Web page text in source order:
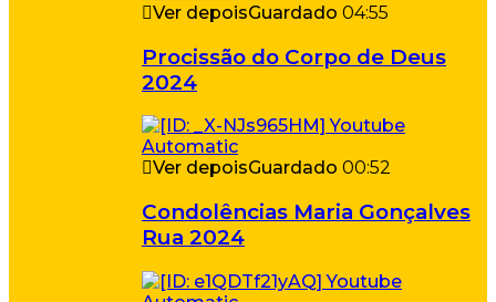
Ver depoisGuardado 04:55
Procissão do Corpo de Deus
2024
Ver depoisGuardado 00:52
Condolências Maria Gonçalves
Rua 2024